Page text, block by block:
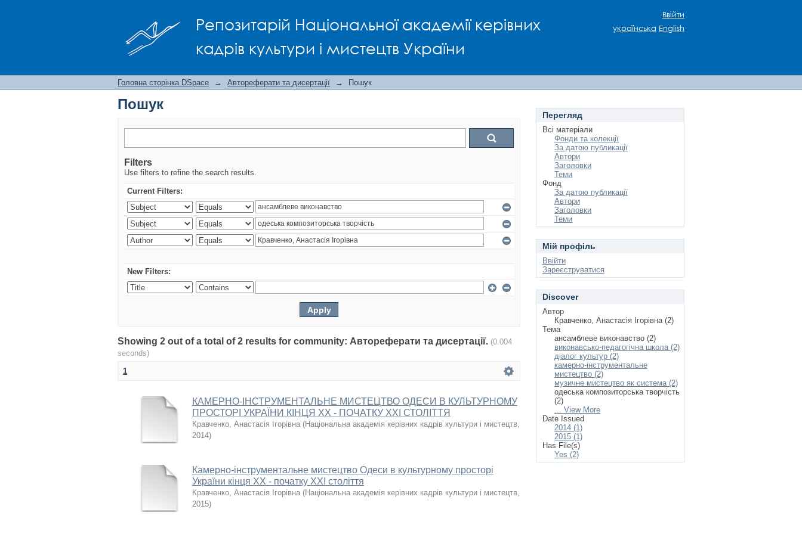
Репозитарій Національної академії керівних
кадрів культури і мистецтв України
Ввійти
українська English
Головна сторінка DSpace → Автореферати та дисертації → Пошук
Пошук
Filters
Use filters to refine the search results.
Current Filters:
New Filters:
Showing 2 out of a total of 2 results for community: Автореферати та дисертації. (0.004
seconds)
1
КАМЕРНО-ІНСТРУМЕНТАЛЬНЕ МИСТЕЦТВО ОДЕСИ В КУЛЬТУРНОМУ
ПРОСТОРІ УКРАЇНИ КІНЦЯ ХХ - ПОЧАТКУ ХХІ СТОЛІТТЯ
Кравченко, Анастасія Ігорівна (Національна академія керівних кадрів культури і мистецтв,
2014)
Камерно-інструментальне мистецтво Одеси в культурному просторі
України кінця ХХ - початку ХХІ століття
Кравченко, Анастасія Ігорівна (Національна академія керівних кадрів культури і мистецтв,
2015)
Перегляд
Всі матеріали
Фонди та колекції
За датою публикації
Автори
Заголовки
Теми
Фонд
За датою публикації
Автори
Заголовки
Теми
Мій профіль
Ввійти
Зареєструватися
Discover
Автор
Кравченко, Анастасія Ігорівна (2)
Тема
ансамблеве виконавство (2)
виконавсько-педагогічна школа (2)
діалог культур (2)
камерно-інструментальне
мистецтво (2)
музичне мистецтво як система (2)
одеська композиторська творчість
(2)
... View More
Date Issued
2014 (1)
2015 (1)
Has File(s)
Yes (2)